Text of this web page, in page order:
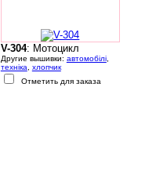
V-304: Мотоцикл
Другие вышивки: автомобілі,
техніка
хлопчик
Отметить для заказа